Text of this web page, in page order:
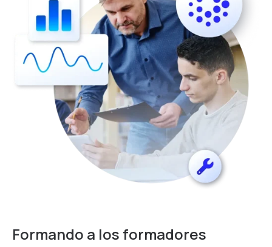
Formando a los formadores